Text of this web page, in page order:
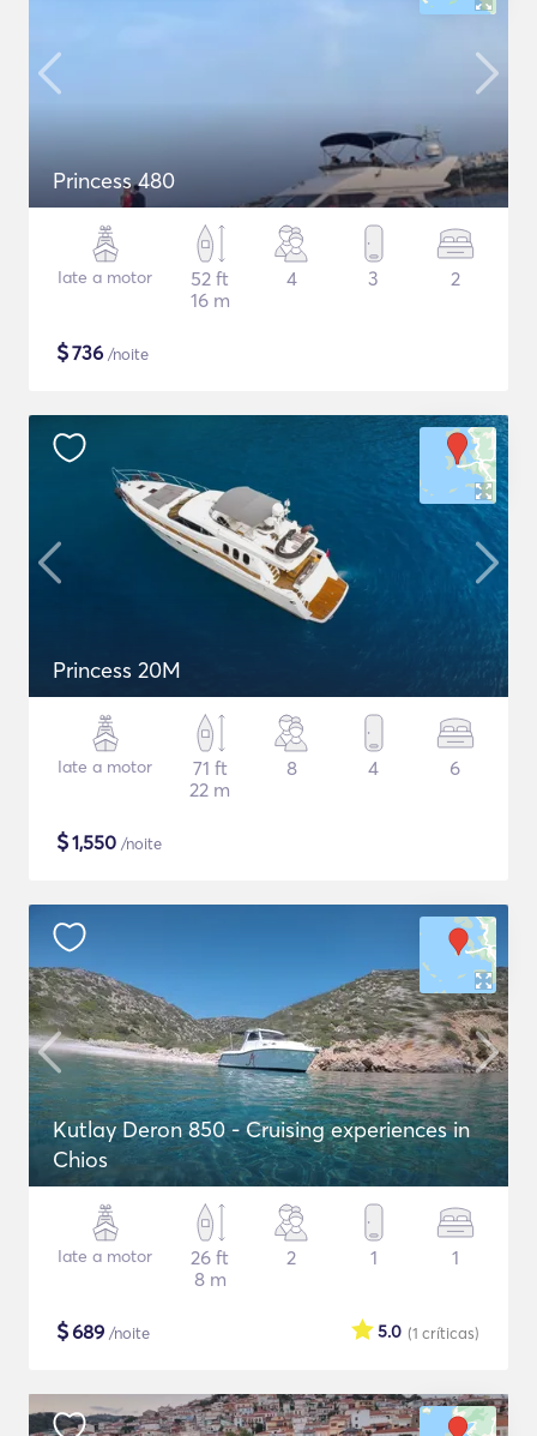
Princess 480
Iate a motor
52 ft
16 m
4 3 2
$736 /noite
Princess 20M
Iate a motor
71 ft
22 m
8 4 6
$1,550 /noite
Kutlay Deron 850 - Cruising experiences in
Chios
Iate a motor
26 ft
8 m
2 1 1
$689 /noite (1 críticas)
5.0